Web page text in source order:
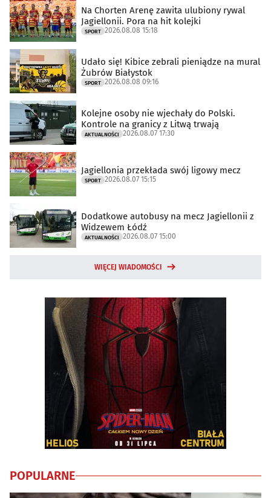
Na Chorten Arenę zawita ulubiony rywal
Jagiellonii. Pora na hit kolejki
SPORT 2026.08.08 15:18
Udało się! Kibice zebrali pieniądze na mural
Żubrów Białystok
SPORT 2026.08.08 09:16
Kolejne osoby nie wjechały do Polski.
Kontrole na granicy z Litwą trwają
AKTUALNOŚCI 2026.08.07 17:30
Jagiellonia przekłada swój ligowy mecz
SPORT 2026.08.07 15:15
Dodatkowe autobusy na mecz Jagiellonii z
Widzewem Łódź
AKTUALNOŚCI 2026.08.07 15:00
WIĘCEJ WIADOMOŚCI
POPULARNE